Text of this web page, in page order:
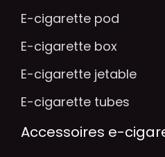
E-cigarette pod
E-cigarette box
E-cigarette jetable
E-cigarette tubes
Accessoires e-